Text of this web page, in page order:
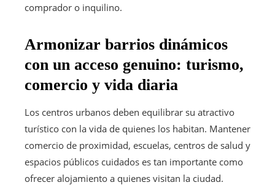
comprador o inquilino.
Armonizar barrios dinámicos
con un acceso genuino: turismo,
comercio y vida diaria
Los centros urbanos deben equilibrar su atractivo
turístico con la vida de quienes los habitan. Mantener
comercio de proximidad, escuelas, centros de salud y
espacios públicos cuidados es tan importante como
ofrecer alojamiento a quienes visitan la ciudad.